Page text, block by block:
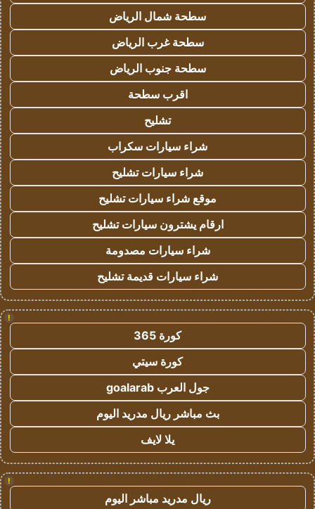
سطحة شمال الرياض
سطحة غرب الرياض
سطحة جنوب الرياض
اقرب سطحة
تشليح
شراء سيارات سكراب
شراء سيارات تشليح
موقع شراء سيارات تشليح
ارقام يشترون سيارات تشليح
شراء سيارات مصدومة
شراء سيارات قديمة تشليح
!
كورة 365
كورة سيتي
جول العرب goalarab
بث مباشر ريال مدريد اليوم
يلا لايف
!
ريال مدريد مباشر اليوم